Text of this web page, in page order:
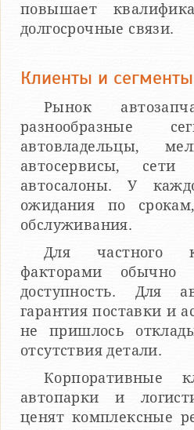
повышает
долгосрочные связи.
Клиенты и
Рынок
разнообразные
автовладельцы,
автосервисы,
автосалоны. У
ожидания по
обслуживания.
Для частного
факторами
доступность. Для
гарантия поставки и
не пришлось
отсутствия детали.
Корпоративные
автопарки и
ценят комплексные